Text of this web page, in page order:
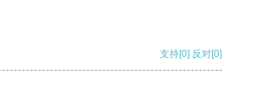
支持[0] 反对[0]